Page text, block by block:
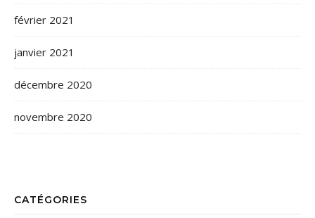
février 2021
janvier 2021
décembre 2020
novembre 2020
CATÉGORIES